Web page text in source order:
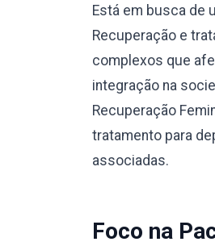
Está em busca de
Recuperação e
complexos que
integração na
Recuperação
tratamento para
associadas.
Foco na